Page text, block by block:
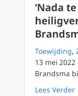
‘Nada
Toewijding,
13 mei
Brandsma
Lees Verder